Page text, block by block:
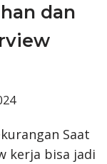
dan
Saat
kerja bisa jadi